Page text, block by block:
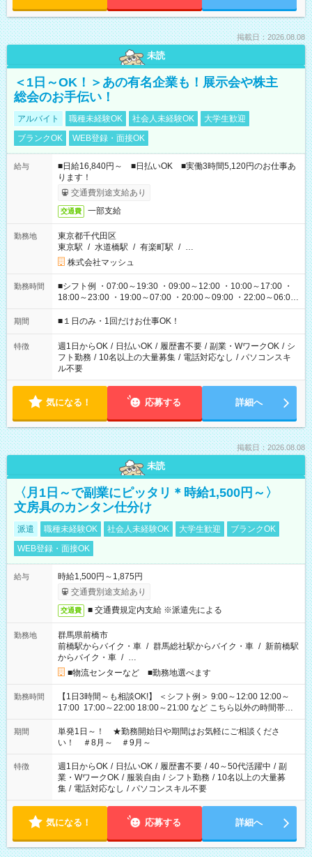
掲載日：2026.08.08
未読
＜1日～OK！＞あの有名企業も！展示会や株主
総会のお手伝い！
アルバイト 職種未経験OK 社会人未経験OK
大学生歓迎
ブランクOK
WEB登録・面接OK
給与
■日給16,840円～ ■日払いOK ■実働3時間5,120円のお仕事あ
ります！
交通費別途支給あり
交通費 一部支給
勤務地
東京都千代田区
東京駅 / 水道橋駅 / 有楽町駅 / …
株式会社マッシュ
勤務時間
■シフト例 ・07:00～19:30 ・09:00～12:00 ・10:00～17:00 ・
18:00～23:00 ・19:00～07:00 ・20:00～09:00 ・22:00～06:00
etc ★最短で3時間で5,120円のお仕事から 15時間で2万円近く稼
げるお仕事も！ ご希望のお時間に合わせてご紹介！ ※シフトは
ください！
期間 ■１日のみ・1回だけお仕事OK！
特徴 週1日からOK / 日払いOK / 履歴書不要 / 副業・WワークOK / シ
フト勤務 / 10名以上の大量募集 / 電話対応なし / パソコンスキ
ル不要
気になる！ 応募する 詳細へ
掲載日：2026.08.08
未読
〈月1日～で副業にピッタリ＊時給1,500円～〉
文房具のカンタン仕分け
派遣 職種未経験OK 社会人未経験OK 大学生歓迎
ブランクOK
WEB登録・面接OK
給与
時給1,500円～1,875円
交通費別途支給あり
交通費 ■ 交通費規定内支給 ※派遣先による
勤務地
群馬県前橋市
前橋駅からバイク・車 / 群馬総社駅からバイク・車 / 新前橋駅
からバイク・車 / …
■物流センターなど ■勤務地選べます
勤務時間
【1日3時間～も相談OK!】 ＜シフト例＞ 9:00～12:00 12:00～
17:00 17:00～22:00 18:00～21:00 など こちら以外の時間帯も
お気軽にご相談ください！
期間
単発1日～！ ★勤務開始日や期間はお気軽にご相談くださ
い！ ＃8月～ ＃9月～
特徴 週1日からOK / 日払いOK / 履歴書不要 / 40～50代活躍中 / 副
業・WワークOK / 服装自由 / シフト勤務 / 10名以上の大量募
集 / 電話対応なし / パソコンスキル不要
気になる！ 応募する 詳細へ